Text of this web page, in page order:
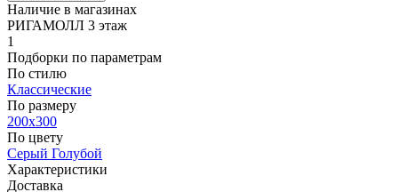
Наличие в магазинах
РИГАМОЛЛ 3 этаж
1
Подборки по параметрам
По стилю
Классические
По размеру
200x300
По цвету
Серый Голубой
Характеристики
Доставка